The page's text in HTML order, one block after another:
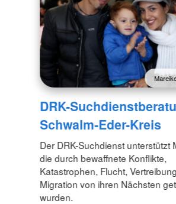
DRK-
Schwalm-Eder-Kreis
Der DRK-Suchdienst unterstützt
die durch bewaffnete Konflikte,
Katastrophen, Flucht,
Migration von ihren Nächsten
wurden.